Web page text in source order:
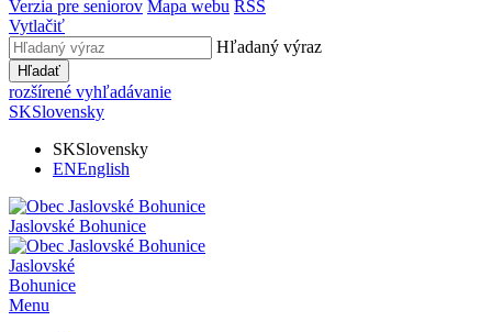
Verzia pre seniorov Mapa webu RSS
Vytlačiť
Hľadaný výraz
Hľadať
rozšírené vyhľadávanie
SKSlovensky
SKSlovensky
ENEnglish
Jaslovské Bohunice
Jaslovské
Bohunice
Menu